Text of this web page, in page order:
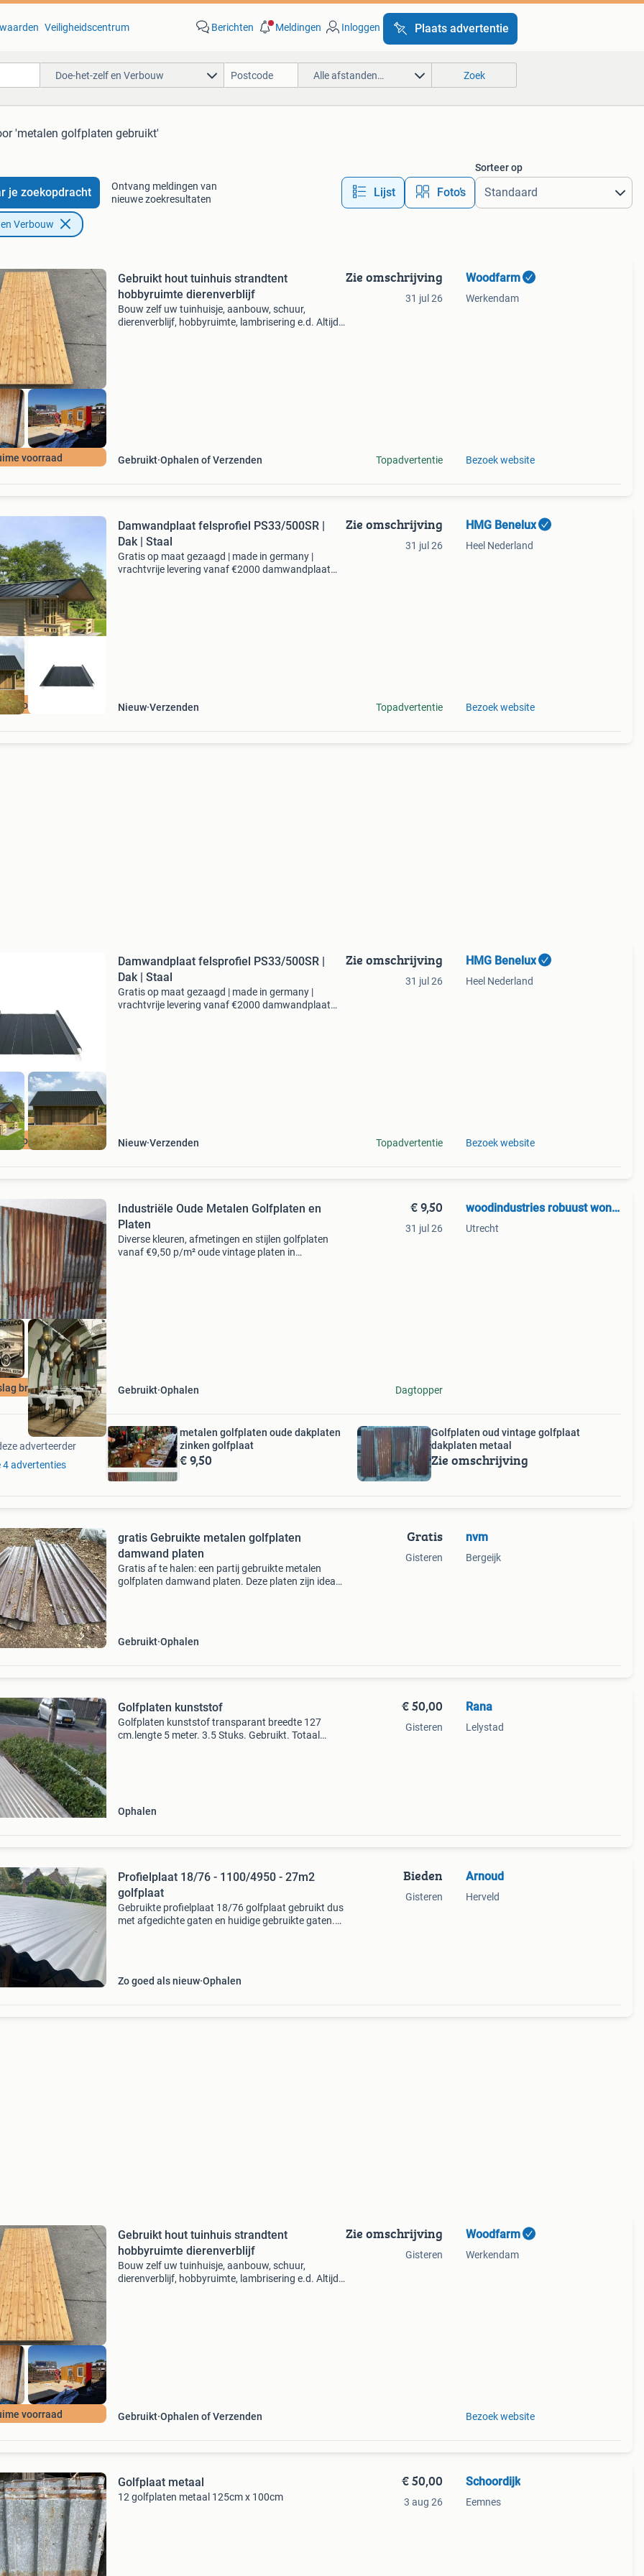
Veiligheidscentrum Berichten Meldingen Inloggen Plaats advertentie
Doe-het-zelf en Verbouw Alle afstanden… Zoek
'metalen golfplaten gebruikt'
je zoekopdracht
Ontvang meldingen van
nieuwe zoekresultaten
Lijst Foto’s
Sorteer op
Verbouw
voorraad
Gebruikt hout tuinhuis strandtent
hobbyruimte dierenverblijf
Bouw zelf uw tuinhuisje, aanbouw, schuur,
dierenverblijf, hobbyruimte, lambrisering e.d. Altijd
Gebruikt Ophalen of Verzenden
Zie omschrijving
31 jul 26
Topadvertentie
Woodfarm
Werkendam
Bezoek website
op maat!
Damwandplaat felsprofiel PS33/500SR |
Dak | Staal
Gratis op maat gezaagd | made in germany |
vrachtvrije levering vanaf €2000 damwandplaat
Nieuw Verzenden
Zie omschrijving
31 jul 26
Topadvertentie
HMG Benelux
Heel Nederland
Bezoek website
op maat!
Damwandplaat felsprofiel PS33/500SR |
Dak | Staal
Gratis op maat gezaagd | made in germany |
vrachtvrije levering vanaf €2000 damwandplaat
Nieuw Verzenden
Zie omschrijving
31 jul 26
Topadvertentie
HMG Benelux
Heel Nederland
Bezoek website
breukelen
Industriële Oude Metalen Golfplaten en
Platen
Diverse kleuren, afmetingen en stijlen golfplaten
vanaf €9,50 p/m² oude vintage platen in
Gebruikt Ophalen
€ 9,50
31 jul 26
Dagtopper
woodindustries robuust wonen
Utrecht
adverteerder
4 advertenties
metalen golfplaten oude dakplaten
zinken golfplaat
€ 9,50
Golfplaten oud vintage golfplaat
dakplaten metaal
Zie omschrijving
gratis Gebruikte metalen golfplaten
damwand platen
Gratis af te halen: een partij gebruikte metalen
golfplaten damwand platen. Deze platen zijn ideaal
Gebruikt Ophalen
Gratis
Gisteren
nvm
Bergeijk
Golfplaten kunststof
Golfplaten kunststof transparant breedte 127
cm.lengte 5 meter. 3.5 Stuks. Gebruikt. Totaal
Ophalen
€ 50,00
Gisteren
Rana
Lelystad
Profielplaat 18/76 - 1100/4950 - 27m2
golfplaat
Gebruikte profielplaat 18/76 golfplaat gebruikt dus
met afgedichte gaten en huidige gebruikte gaten.
Zo goed als nieuw Ophalen
Bieden
Gisteren
Arnoud
Herveld
voorraad
Gebruikt hout tuinhuis strandtent
hobbyruimte dierenverblijf
Bouw zelf uw tuinhuisje, aanbouw, schuur,
dierenverblijf, hobbyruimte, lambrisering e.d. Altijd
Gebruikt Ophalen of Verzenden
Zie omschrijving
Gisteren
Woodfarm
Werkendam
Bezoek website
Golfplaat metaal
12 golfplaten metaal 125cm x 100cm
€ 50,00
3 aug 26
Schoordijk
Eemnes